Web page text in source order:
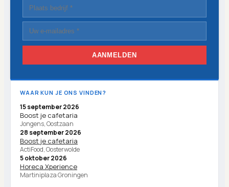
AANMELDEN
WAAR KUN JE ONS VINDEN?
15 september 2026
Boost je cafetaria
Jongens, Oostzaan
28 september 2026
Boost je cafetaria
ActiFood, Oosterwolde
5 oktober 2026
Horeca Xperience
Martiniplaza Groningen